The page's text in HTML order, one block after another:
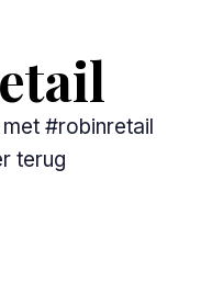
#robinretail
terug